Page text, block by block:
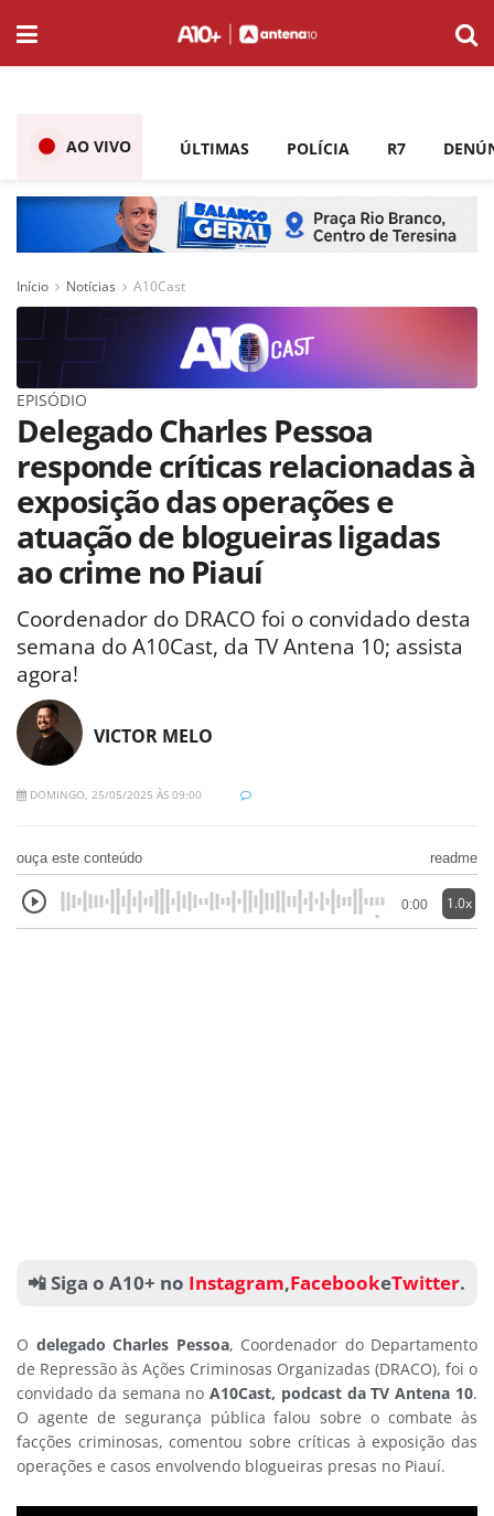
AO VIVO ÚLTIMAS POLÍCIA R7
Início Notícias A10Cast
EPISÓDIO
Delegado Charles Pessoa
responde críticas relacionadas à
exposição das operações e
atuação de blogueiras ligadas
ao crime no Piauí
Coordenador do DRACO foi o convidado desta
semana do A10Cast, da TV Antena 10; assista
agora!
VICTOR MELO
DOMINGO, 25/05/2025 ÀS 09:00
ouça este conteúdo readme
0:00 1.0x
📲 Siga o A10+ no Instagram,FacebookeTwitter.
O delegado Charles Pessoa, Coordenador do Departamento
de Repressão às Ações Criminosas Organizadas (DRACO), foi o
convidado da semana noA10Cast, podcast da TV Antena 10.
O agente de segurança pública falou sobre o combate às
facções criminosas, comentou sobre críticas à exposição das
operações e casos envolvendo blogueiras presas no Piauí.